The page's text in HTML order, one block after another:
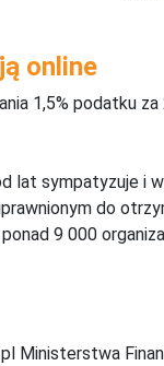
online
1,5% podatku
lat sympatyzuje i
do
9 000
Ministerstwa